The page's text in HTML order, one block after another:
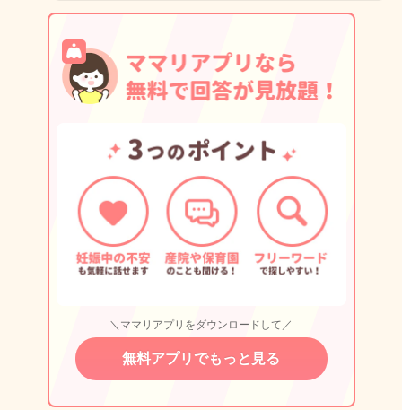
＼ママリアプリをダウンロードして／
無料アプリでもっと見る